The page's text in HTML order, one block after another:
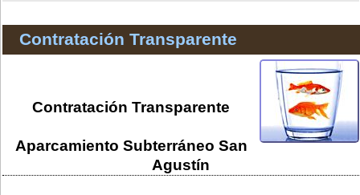
Contratación Transparente
Contratación Transparente
Aparcamiento Subterráneo San
Agustín